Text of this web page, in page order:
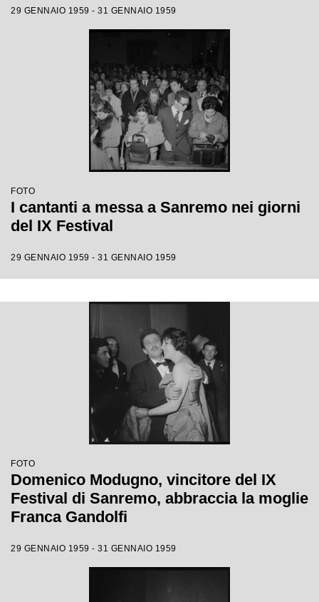
29 GENNAIO 1959 - 31 GENNAIO 1959
FOTO
I cantanti a messa a Sanremo nei giorni
del IX Festival
29 GENNAIO 1959 - 31 GENNAIO 1959
FOTO
Domenico Modugno, vincitore del IX
Festival di Sanremo, abbraccia la moglie
Franca Gandolfi
29 GENNAIO 1959 - 31 GENNAIO 1959